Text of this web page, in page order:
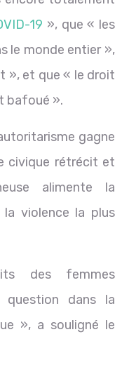
19 », que « les
le monde entier »,
», et que « le droit
bafoué ».
gagne
civique rétrécit et
alimente la
violence la plus
des femmes
question dans la
», a souligné le